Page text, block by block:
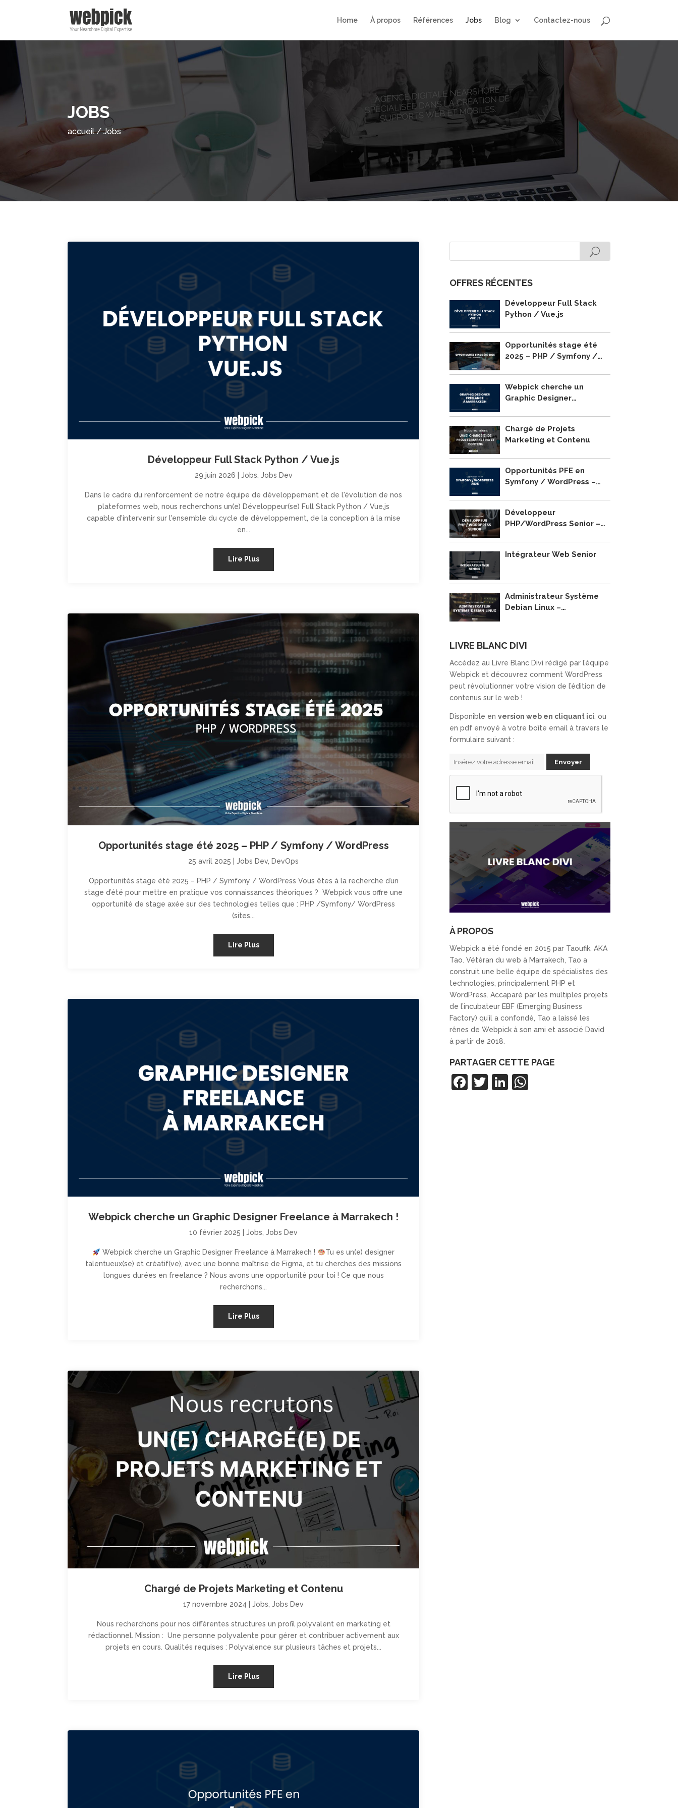
Home À propos Références Jobs Blog Contactez-nous
JOBS
accueil/Jobs
Développeur Full Stack Python / Vue.js
29 juin 2026 Jobs, Jobs Dev
Dans le cadre du renforcement de notre équipe de développement et de l'évolution de nos
plateformes web, nous recherchons un(e) Développeur(se) Full Stack Python / Vue.js
capable d'intervenir sur l'ensemble du cycle de développement, de la conception à la mise
en...
Lire Plus
Opportunités stage été 2025 – PHP / Symfony / WordPress
25 avril 2025 |Jobs Dev DevOps
Opportunités stage été 2025 – PHP / Symfony / WordPress Vous êtes à la recherche d’un
stage d’été pour mettre en pratique vos connaissances théoriques ? Webpick vous offre une
opportunité de stage axée sur des technologies telles que : PHP /Symfony/ WordPress
(sites...
Lire Plus
Webpick cherche un Graphic Designer Freelance à Marrakech !
10 février 2025 |Jobs,Jobs Dev
Webpick cherche un Graphic Designer Freelance à Marrakech !
Tu es un(e) designer
talentueux(se) et créatif(ve), avec une bonne maîtrise de Figma, et tu cherches des missions
longues durées en freelance ? Nous avons une opportunité pour toi ! Ce que nous
recherchons...
Lire Plus
Chargé de Projets Marketing et Contenu
17 novembre 2024 |Jobs ,Jobs Dev
Nous recherchons pour nos différentes structures un profil polyvalent en marketing et
rédactionnel. Mission : Une personne polyvalente pour gérer et contribuer activement aux
projets en cours. Qualités requises : Polyvalence sur plusieurs tâches et projets...
Lire Plus
OFFRES RÉCENTES
Développeur Full Stack
Python / Vue.js
Opportunités stage été
2025 – PHP / Symfony /
Webpick cherche un
Graphic Designer
Chargé de Projets
Marketing et Contenu
Opportunités PFE en
Symfony / WordPress –
Développeur
PHP/WordPress Senior –
Intégrateur Web Senior
Administrateur Système
Debian Linux –
LIVRE BLANC DIVI
Accédez au Livre Blanc Divi rédigé par l’équipe
Webpick et découvrez comment WordPress
peut révolutionner votre vision de l’édition de
contenus sur le web !
Disponible en version web en cliquant ici , ou
en pdf envoyé à votre boîte email à travers le
formulaire suivant :
À PROPOS
Webpick a été fondé en 2015 par Taoufik, AKA
Tao. Vétéran du web à Marrakech, Tao a
construit une belle équipe de spécialistes des
technologies, principalement PHP et
WordPress. Accaparé par les multiples projets
de l’incubateur EBF (Emerging Business
Factory) qu’il a confondé, Tao a laissé les
rênes de Webpick à son ami et associé David
à partir de 2018.
PARTAGER CETTE PAGE
F T Li W